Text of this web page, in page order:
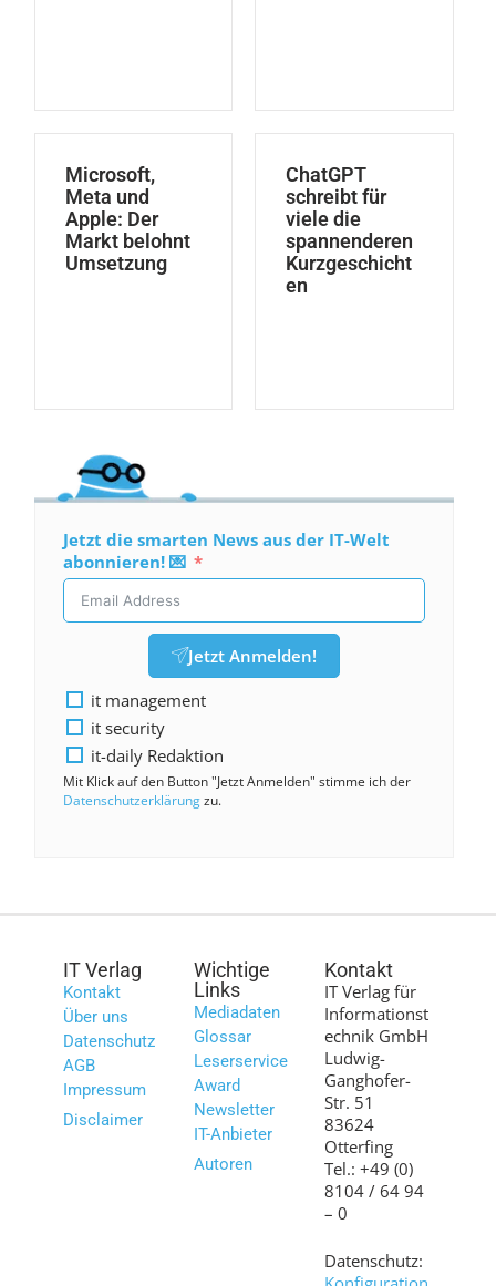
Microsoft,
Meta und
Apple: Der
Markt belohnt
Umsetzung
ChatGPT
schreibt für
viele die
spannenderen
Kurzgeschicht
en
Jetzt die smarten News aus der IT-Welt
abonnieren! 💌
Jetzt Anmelden!
it management
it security
it-daily Redaktion
Mit Klick auf den Button "Jetzt Anmelden" stimme ich der
Datenschutzerklärungzu.
IT Verlag
Kontakt
Über uns
Datenschutz
AGB
Impressum
Disclaimer
Wichtige
Links
Mediadaten
Glossar
Leserservice
Award
Newsletter
IT-Anbieter
Autoren
Kontakt
IT Verlag für
Informationst
echnik GmbH
Ludwig-
Ganghofer-
Str. 51
83624
Otterfing
Tel.: +49 (0)
8104 / 64 94
– 0
Datenschutz: